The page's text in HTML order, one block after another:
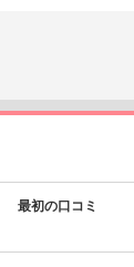
最初の口コミ